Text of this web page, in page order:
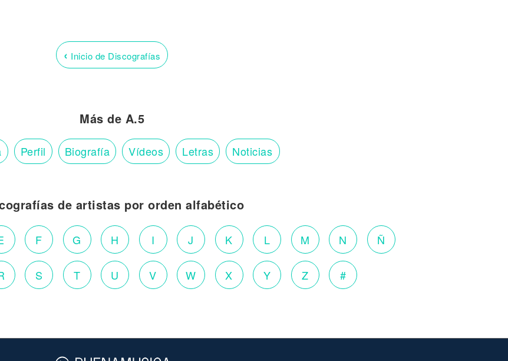
‹ Inicio de Discografías
Más de A.5
Perfil Biografía Vídeos Letras Noticias
de artistas por orden alfabético
F G H I J K L M N Ñ
S T U V W X Y Z #